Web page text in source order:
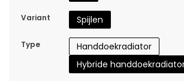
Variant Spijlen
Type
Handdoekradiator
Hybride